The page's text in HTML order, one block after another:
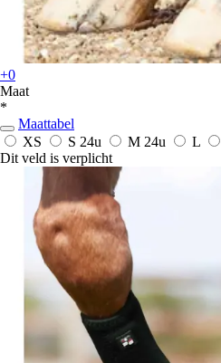
+0
Maat
*
Maattabel
XS
S 24u M 24u L
Dit veld is verplicht